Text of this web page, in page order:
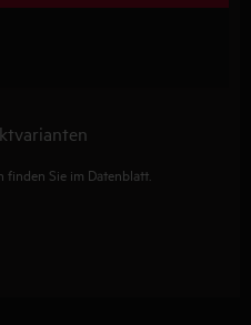
Sie im Datenblatt.